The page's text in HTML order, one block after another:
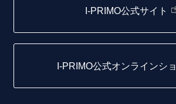
取扱店)エヴァンスブライダル 旭川
青森店
I-PRIMO公式サイト
I-PRIMO公式オンラインシ